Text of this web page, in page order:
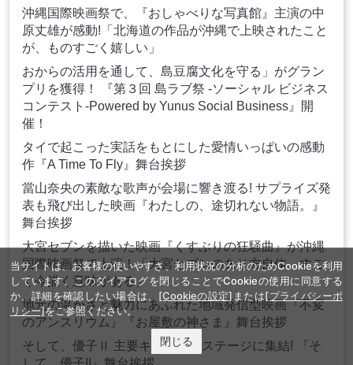
沖縄国際映画祭で、『おしゃべりな写真館』主演の中
原丈雄が感動!「北海道の作品が沖縄で上映されたこと
が、ものすごく嬉しい」
おからの活用を通して、島豆腐文化を守る」がグラン
プリを獲得！ 『第３回 島ラブ祭 -ソーシャル ビジネス
コンテスト-Powered by Yunus Social Business』開
催！
タイで起こった実話をもとにした愛情いっぱいの感動
作『A Time To Fly』舞台挨拶
當山奈央の素敵な歌声が会場に響き渡る! サプライズ発
表も飛び出した映画『わたしの、途切れない物語。』
舞台挨拶
大宮セブンを描いた映画『くすぶりの狂騒曲』が沖縄
国際映画祭で上演！「大宮セブンのあり方自体、すご
く今描く意味がある」
地元の温かさと魅力にあふれた地域発信型映画『不変
のアンスリウム』『お屋敷の神さま』舞台挨拶
そして、優子Ⅱ 主要キャストがステージに集結! 『そ
当サイトは、お客様の使いやすさ、利用状況の分析のためCookieを利用
しています。このダイアログを閉じることでCookieの使用に同意する
か、詳細を確認したい場合は、 [Cookieの設定] または[プライバシーポ
リシー]をご参照ください。
閉じる